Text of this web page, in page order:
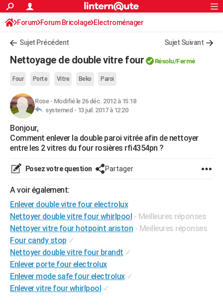
ACTUALITÉS
Politique
Société
Faits Divers
Education
Monde
Villes
+
AUTO
Essais
Réserver un essai
Citadines
Berlines
SUV
Forum auto
+HIGH-TECH
Mobiles
Meilleur smartphone
Internet
Ordinateurs
Jeux vidéo
Guide high-tech
+BRICOLAGE
Forum
Aménagement intérieur
Extérieur
Cuisine
Salle de bains
Jardinage
Rangement
Guides de France
Escapades
Patrimoine
Expositions
Musées
Week-end nature
LIFESTYLE
Art de vivre
Bien-être
Loisirs
Mode
Modes de vie
SANTE
Alimentation
Guide de la santé
Maladies
Médicaments
Sommeil
VOYAGE
Destinations
City break
Voyage nature
Voyage de noces
Forum
Climat
+PHOTO
GUIDES D'ACHAT
BONS PLANS
S'inscrire
Connexion
Forum Forum Bricolage Electroménager
Sujet Précédent Sujet Suivant
Nettoyage de double vitre four Résolu/Fermé
Four Porte Vitre Beko Paroi
Rose- Modifié le 26 déc. 2012 à 15:18
systemed - 13 juil. 2017 à 12:20
Bonjour,
Comment enlever la double paroi vitrée afin de nettoyer
entre les 2 vitres du four rosières rfi4354pn ?
Posez votre question Partager
A voir également:
Enlever double vitre four electrolux
Nettoyer double vitre four whirlpool - Meilleures réponses
Nettoyer vitre four hotpoint ariston - Meilleures réponses
Four candy stop ✓
Nettoyer double vitre four brandt ✓
Enlever porte four electrolux
Enlever mode safe four electrolux ✓
Enlever vitre four whirlpool ✓